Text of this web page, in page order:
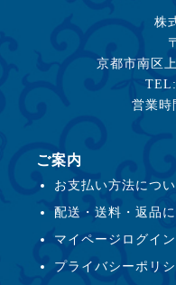
株
京都市南区
営業時
ご案内
お支払い方法につ
配送・送料・返品
マイページログイン
プライバシーポリ